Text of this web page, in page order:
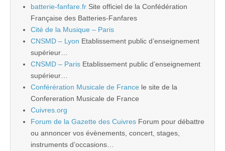
batterie-fanfare.fr Site officiel de la Confédération
Française des Batteries-Fanfares
Cité de la Musique – Paris
CNSMD – Lyon Etablissement public d’enseignement
supérieur…
CNSMD – Paris Etablissement public d’enseignement
supérieur…
Conférération Musicale de France le site de la
Confereration Musicale de France
Cuivres.org
Forum de la Gazette des Cuivres Forum pour débattre
ou annoncer vos évènements, concert, stages,
instruments d’occasions…